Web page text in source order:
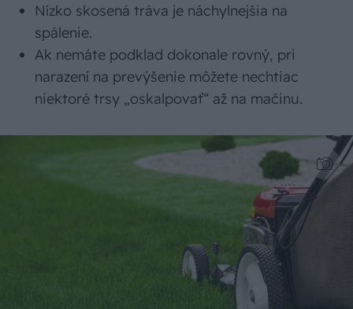
Nízko skosená tráva je náchylnejšia na
spálenie.
Ak nemáte podklad dokonale rovný, pri
narazení na prevýšenie môžete nechtiac
niektoré trsy „oskalpovať“ až na mačinu.